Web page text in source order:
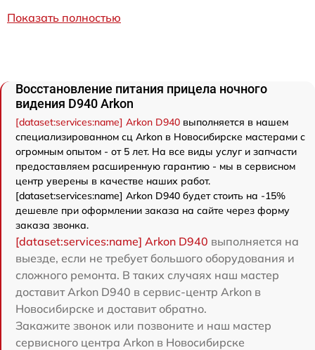
Показать полностью
Восстановление питания прицела ночного
видения D940 Arkon
[dataset:services:name] Arkon D940 выполняется в нашем
специализированном сц Arkon в Новосибирске мастерами с
огромным опытом - от 5 лет. На все виды услуг и запчасти
предоставляем расширенную гарантию - мы в сервисном
центр уверены в качестве наших работ.
[dataset:services:name] Arkon D940 будет стоить на -15%
дешевле при оформлении заказа на сайте через форму
заказа звонка.
[dataset:services:name] Arkon D940 выполняется на
выезде, если не требует большого оборудования и
сложного ремонта. В таких случаях наш мастер
доставит Arkon D940 в сервис-центр Arkon в
Новосибирске и доставит обратно.
Закажите звонок или позвоните и наш мастер
сервисного центра Arkon в Новосибирске